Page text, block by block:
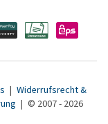
| Widerrufsrecht &
| © 2007 - 2026